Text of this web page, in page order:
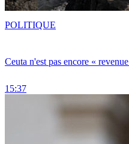
Ceuta n'est pas encore «
15:37
POLITIQUE